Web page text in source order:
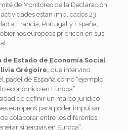
de Monitoreo de la Declaración
están implicados 23
a Francia, Portugal y España,
europeos prioricen en sus
Estado de Economía Social
Grégoire, que intervino
papel de España como “ejemplo
económico en Europa”.
de definir un marco jurídico
europeos para poder impulsar
colaborar entre los diferentes
sinergias en Europa”.